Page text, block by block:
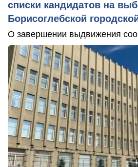
списки кандидатов на
Борисоглебской
О завершении выдвижения